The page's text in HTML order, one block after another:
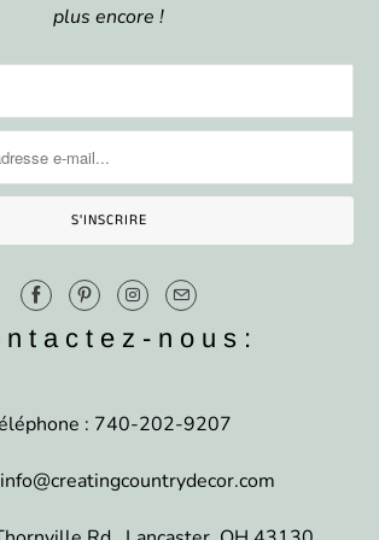
plus encore !
nous:
: 740-202-9207